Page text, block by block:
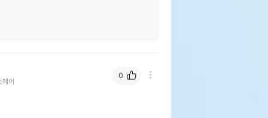
헤어
0